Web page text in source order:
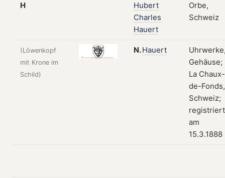
H
Hubert
Charles
Hauert
Orbe,
Schweiz
(Löwenkopf
mit Krone im
Schild)
N.Hauert
Gehäuse;
La Chaux-
de-Fonds,
Schweiz;
registriert
am
15.3.1888